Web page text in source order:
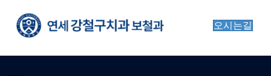
오시는길